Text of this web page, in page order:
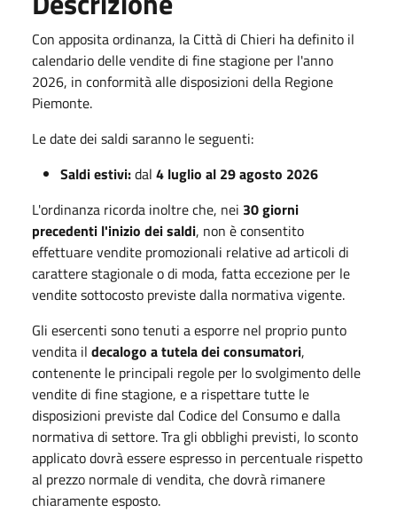
Con apposita ordinanza, la Città di Chieri ha definito il
calendario delle vendite di fine stagione per l'anno
2026, in conformità alle disposizioni della Regione
Piemonte.
Le date dei saldi saranno le seguenti:
Saldi estivi:dal 4 luglio al 29 agosto 2026
L'ordinanza ricorda inoltre che, nei 30 giorni
precedenti l'inizio dei saldi, non è consentito
effettuare vendite promozionali relative ad articoli di
carattere stagionale o di moda, fatta eccezione per le
vendite sottocosto previste dalla normativa vigente.
Gli esercenti sono tenuti a esporre nel proprio punto
vendita il decalogo a tutela dei consumatori,
contenente le principali regole per lo svolgimento delle
vendite di fine stagione, e a rispettare tutte le
disposizioni previste dal Codice del Consumo e dalla
normativa di settore. Tra gli obblighi previsti, lo sconto
applicato dovrà essere espresso in percentuale rispetto
al prezzo normale di vendita, che dovrà rimanere
chiaramente esposto.